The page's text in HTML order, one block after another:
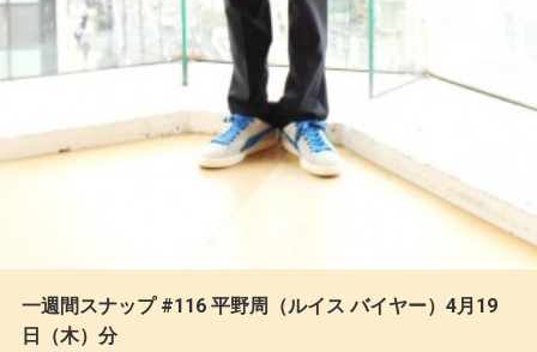
一週間スナップ #116 平野周（ルイス バイヤー）4月19
日（木）分